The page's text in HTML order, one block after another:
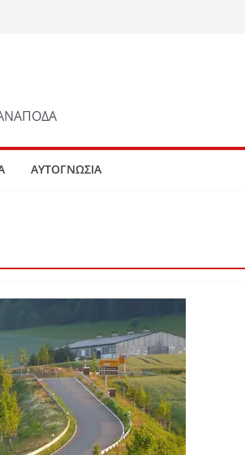
ΑΝΑΠΟΔΑ
ΑΥΤΟΓΝΩΣΙΑ